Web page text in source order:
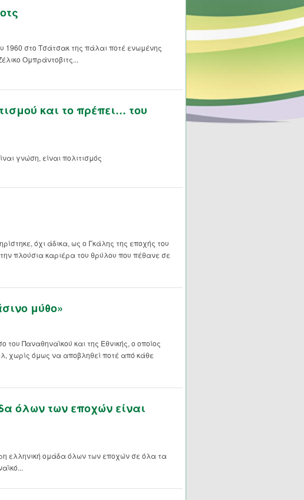
1960 στο Τσάτσακ της πάλαι ποτέ ενωμένης
Ομπράντοβιτς...
και το πρέπει… του
γνώση, είναι πολιτισμός
όχι άδικα, ως ο Γκάλης της εποχής του
πλούσια καριέρα του θρύλου που πέθανε σε
μύθο»
Παναθηναϊκού και της Εθνικής, ο οποίος
χωρίς όμως να αποβληθεί ποτέ από κάθε
όλων των εποχών είναι
ελληνική ομάδα όλων των εποχών σε όλα τα